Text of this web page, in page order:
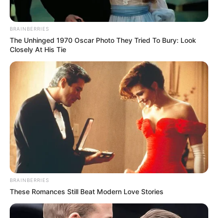
Pour vous aider à faire votre prono n’hésitez pas à utiliser
notre logiciel dePronostics-Spotou bien notrelogiciel-Turf
ils ont l’avantage d’être gratuits.
BRAINBERRIES
The Unhinged 1970 Oscar Photo They Tried To Bury: Look
Closely At His Tie
BRAINBERRIES
These Romances Still Beat Modern Love Stories